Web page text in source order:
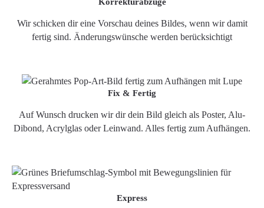
Wir schicken dir eine Vorschau deines Bildes, wenn wir damit
fertig sind. Änderungswünsche werden berücksichtigt
Fix & Fertig
Auf Wunsch drucken wir dir dein Bild gleich als Poster, Alu-
Dibond, Acrylglas oder Leinwand. Alles fertig zum Aufhängen.
Express